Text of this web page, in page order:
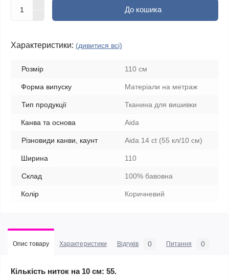
До кошика
Характеристики: (дивитися всі)
Розмір 110 см
Форма випуску Матеріали на метраж
Тип продукції Тканина для вишивки
Канва та основа Aida
Різновиди канви, каунт Aida 14 ct (55 кл/10 см)
Ширина 110
Склад 100% бавовна
Колір Коричневий
Опис товару Характеристики Відгуків 0 Питання 0
Кількість ниток на 10 см: 55.